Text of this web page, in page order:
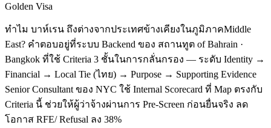
Golden Visa
ทำไม บาห์เรน ถึงต่างจากประเทศข้างเคียงในภูมิภาคMiddle
East? คำตอบอยู่ที่ระบบ Backend ของ สถานทูต of Bahrain ·
Bangkok ที่ใช้ Criteria 3 ชั้นในการกลั่นกรอง — ระดับ Identity →
Financial → Local Tie (ไทย) → Purpose → Supporting Evidence
Senior Consultant ของ NYC ใช้ Internal Scorecard ที่ Map ตรงกับ
Criteria นี้ ช่วยให้ผู้ว่าจ้างผ่านการ Pre-Screen ก่อนยื่นจริง ลด
โอกาส RFE/ Refusal ลง 38%